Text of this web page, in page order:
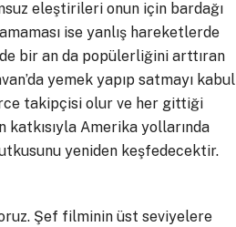
eleştirileri onun için bardağı
ise yanlış hareketlerde
bir an da popülerliğini arttıran
yemek yapıp satmayı kabul
takipçisi olur ve her gittiği
Amerika yollarında
yeniden keşfedecektir.
Şef filminin üst seviyelere